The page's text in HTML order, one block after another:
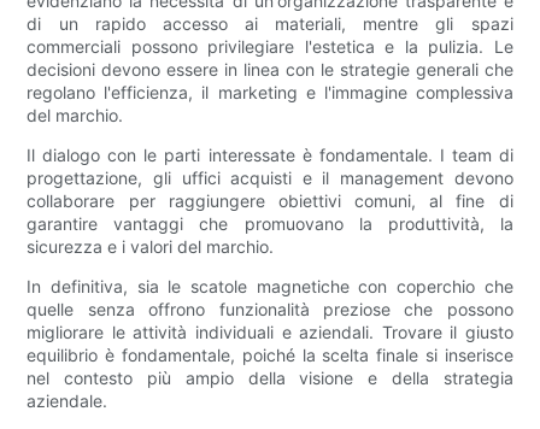
di un rapido accesso ai materiali, mentre gli spazi
commerciali possono privilegiare l'estetica e la pulizia. Le
decisioni devono essere in linea con le strategie generali che
regolano l'efficienza, il marketing e l'immagine complessiva
del marchio.
Il dialogo con le parti interessate è fondamentale. I team di
progettazione, gli uffici acquisti e il management devono
collaborare per raggiungere obiettivi comuni, al fine di
garantire vantaggi che promuovano la produttività, la
sicurezza e i valori del marchio.
In definitiva, sia le scatole magnetiche con coperchio che
quelle senza offrono funzionalità preziose che possono
migliorare le attività individuali e aziendali. Trovare il giusto
equilibrio è fondamentale, poiché la scelta finale si inserisce
nel contesto più ampio della visione e della strategia
aziendale.